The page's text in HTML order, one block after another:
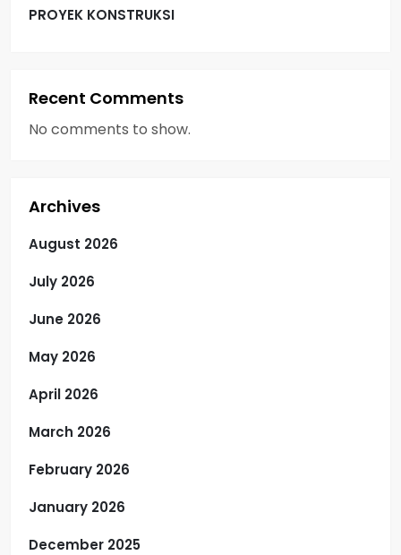
PROYEK KONSTRUKSI
Recent Comments
No comments to show.
Archives
August 2026
July 2026
June 2026
May 2026
April 2026
March 2026
February 2026
January 2026
December 2025